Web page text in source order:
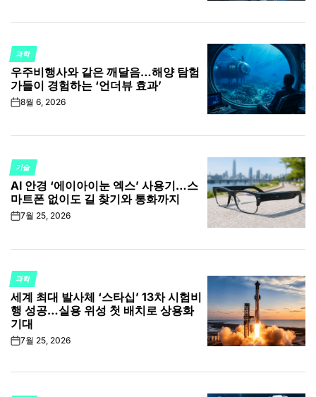
POSTED
IN
과학
우주비행사와 같은 깨달음…해양 탐험
가들이 경험하는 ‘언더뷰 효과’
on8월 6, 2026
POSTED
IN
기술
AI 안경 ‘에이아이눈 엑스’ 사용기…스
마트폰 없이도 길 찾기와 통화까지
on7월 25, 2026
POSTED
IN
과학
세계 최대 발사체 ‘스타십’ 13차 시험비
행 성공…실용 위성 첫 배치로 상용화
기대
on7월 25, 2026